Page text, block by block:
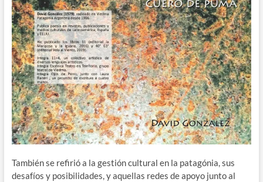
También se refirió a la gestión cultural en la patagónia, sus
desafíos y posibilidades, y aquellas redes de apoyo junto al